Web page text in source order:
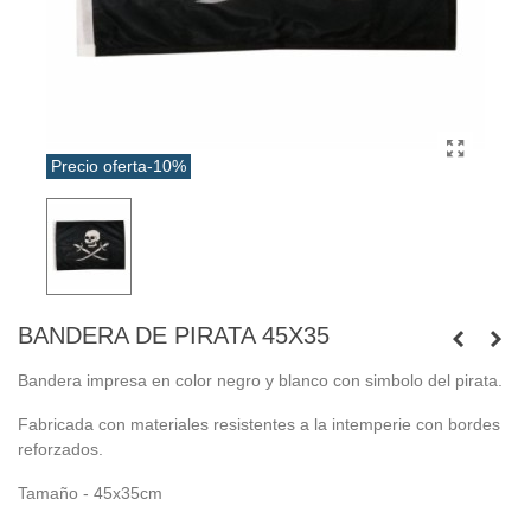
Precio oferta-10%
BANDERA DE PIRATA 45X35
Bandera impresa en color negro y blanco con simbolo del pirata.
Fabricada con materiales resistentes a la intemperie con bordes
reforzados.
Tamaño - 45x35cm